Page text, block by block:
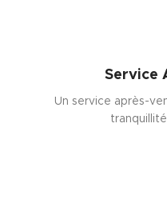
Service
Un service après-